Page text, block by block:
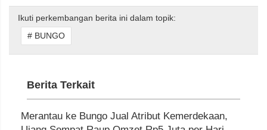
Ikuti perkembangan berita ini dalam topik:
# BUNGO
Berita Terkait
Merantau ke Bungo Jual Atribut Kemerdekaan,